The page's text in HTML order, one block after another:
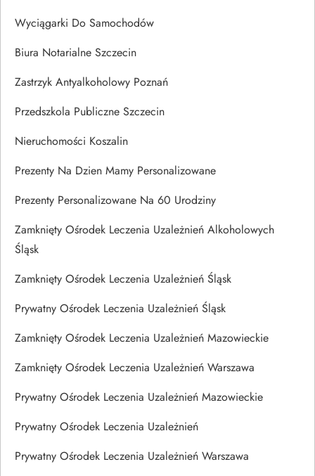
Wyciągarki Do Samochodów
Biura Notarialne Szczecin
Zastrzyk Antyalkoholowy Poznań
Przedszkola Publiczne Szczecin
Nieruchomości Koszalin
Prezenty Na Dzien Mamy Personalizowane
Prezenty Personalizowane Na 60 Urodziny
Zamknięty Ośrodek Leczenia Uzależnień Alkoholowych
Śląsk
Zamknięty Ośrodek Leczenia Uzależnień Śląsk
Prywatny Ośrodek Leczenia Uzależnień Śląsk
Zamknięty Ośrodek Leczenia Uzależnień Mazowieckie
Zamknięty Ośrodek Leczenia Uzależnień Warszawa
Prywatny Ośrodek Leczenia Uzależnień Mazowieckie
Prywatny Ośrodek Leczenia Uzależnień
Prywatny Ośrodek Leczenia Uzależnień Warszawa